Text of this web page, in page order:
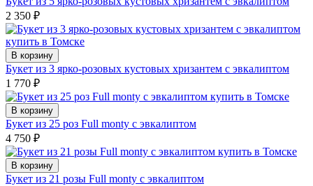
2 350 ₽
В корзину
Букет из 3 ярко-розовых кустовых хризантем с эвкалиптом
1 770 ₽
В корзину
Букет из 25 роз Full monty с эвкалиптом
4 750 ₽
В корзину
Букет из 21 розы Full monty с эвкалиптом